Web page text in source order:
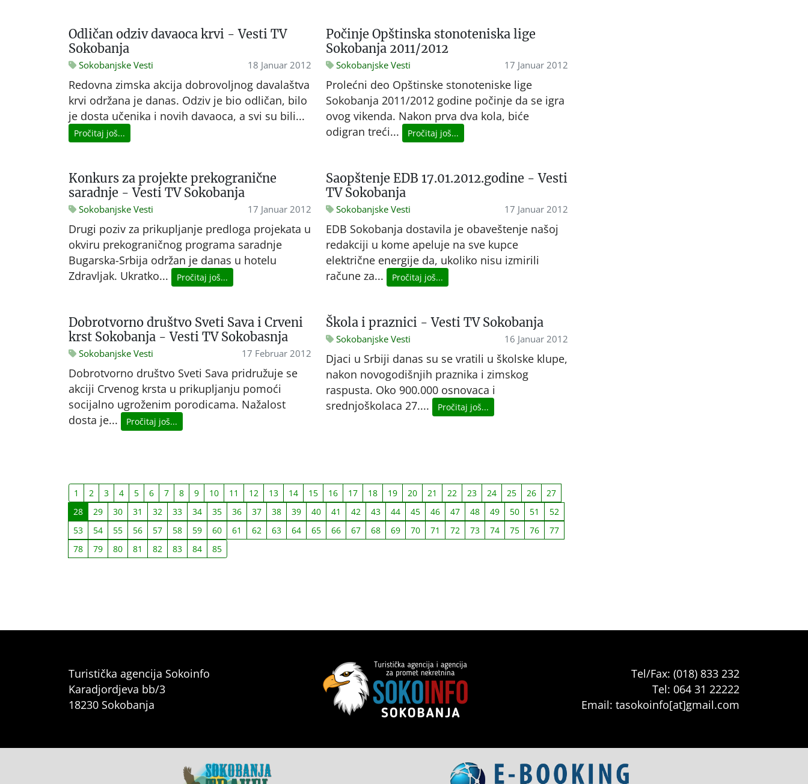
Odličan odziv davaoca krvi - Vesti TV
Sokobanja
Sokobanjske Vesti 18 Januar 2012
Redovna zimska akcija dobrovoljnog davalaštva
krvi održana je danas. Odziv je bio odličan, bilo
je dosta učenika i novih davaoca, a svi su bili...
Pročitaj još...
Počinje Opštinska stonoteniska lige
Sokobanja 2011/2012
Sokobanjske Vesti 17 Januar 2012
Prolećni deo Opštinske stonoteniske lige
Sokobanja 2011/2012 godine počinje da se igra
ovog vikenda. Nakon prva dva kola, biće
odigran treći...
Pročitaj još...
Konkurs za projekte prekogranične
saradnje - Vesti TV Sokobanja
Sokobanjske Vesti 17 Januar 2012
Drugi poziv za prikupljanje predloga projekata u
okviru prekograničnog programa saradnje
Bugarska-Srbija održan je danas u hotelu
Zdravljak. Ukratko...
Pročitaj još...
Saopštenje EDB 17.01.2012.godine - Vesti
TV Sokobanja
Sokobanjske Vesti 17 Januar 2012
EDB Sokobanja dostavila je obaveštenje našoj
redakciji u kome apeluje na sve kupce
električne energije da, ukoliko nisu izmirili
račune za...
Pročitaj još...
Dobrotvorno društvo Sveti Sava i Crveni
krst Sokobanja - Vesti TV Sokobasnja
Sokobanjske Vesti 17 Februar 2012
Dobrotvorno društvo Sveti Sava pridružuje se
akciji Crvenog krsta u prikupljanju pomoći
socijalno ugroženim porodicama. Nažalost
dosta je...
Pročitaj još...
Škola i praznici - Vesti TV Sokobanja
Sokobanjske Vesti 16 Januar 2012
Djaci u Srbiji danas su se vratili u školske klupe,
nakon novogodišnjih praznika i zimskog
raspusta. Oko 900.000 osnovaca i
srednjoškolaca 27....
Pročitaj još...
1 2 3 4 5 6 7 8 9 10 11 12 13 14 15 16 17 18 19 20 21 22 23 24 25 26
27
28
29 30 31 32 33 34 35 36 37 38 39 40 41 42 43 44 45 46 47 48 49 50 51
52
53
54 55 56 57 58 59 60 61 62 63 64 65 66 67 68 69 70 71 72 73 74 75 76
77
78
79 80 81 82 83 84 85
Turistička agencija Sokoinfo
Karadjordjeva bb/3
18230 Sokobanja
Tel/Fax: (018) 833 232
Tel: 064 31 22222
Email: tasokoinfo[at]gmail.com